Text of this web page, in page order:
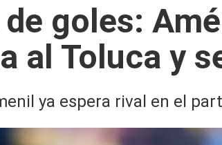
goles:
al Toluca y
ya espera rival en el